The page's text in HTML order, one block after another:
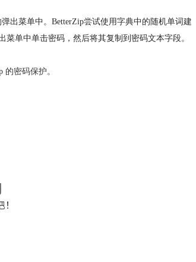
出菜单中。BetterZip尝试使用字典中的随机单词建
单中单击密码，然后将其复制到密码文本字段。
的密码保护。